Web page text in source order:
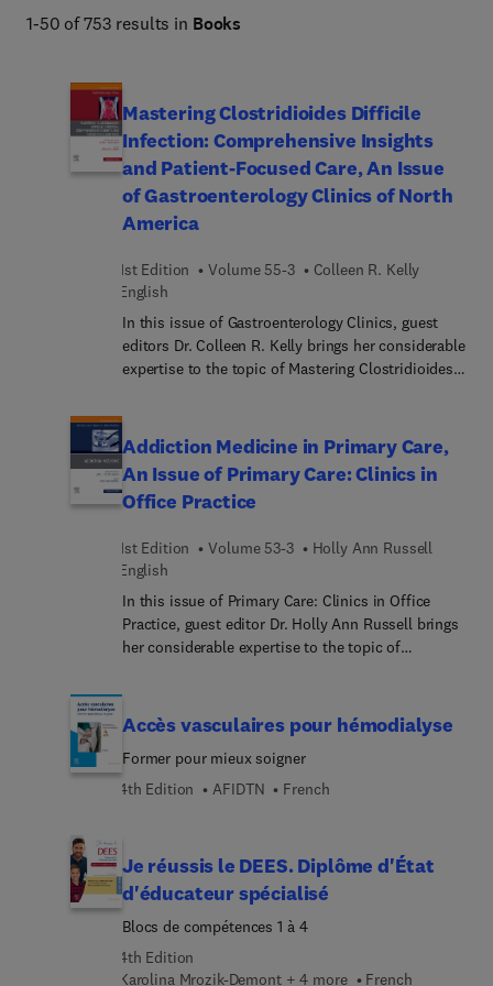
1-50 of 753 results in Books
Mastering Clostridioides Difficile
Infection: Comprehensive Insights
and Patient-Focused Care, An Issue
of Gastroenterology Clinics of North
America
1st Edition Volume 55-3
Colleen R. Kelly
English
In this issue of Gastroenterology Clinics, guest
editors Dr. Colleen R. Kelly brings her considerable
expertise to the topic of Mastering Clostridioides
difficile infection, specifically community-
acquired and multiply recurrent infections, have
occurred over the past 20 years. In the era of
nucleic acid amplification-based testing,
making an accurate diagnosis is important given
newer therapeutic options for treatment and
prevention of recurrence. This issue provides the
most current information on management of C.
difficile infection with the goal of improving
Addiction Medicine in Primary Care,
An Issue of Primary Care: Clinics in
Office Practice
1st Edition Volume 53-3
Holly Ann Russell
English
In this issue of Primary Care: Clinics in Office
Practice, guest editor Dr. Holly Ann Russell brings
her considerable expertise to the topic of
disorder topics of importance to primary care
physicians, including stimulant use, drug screens,
harm reduction for the PCP; and many more.
Accès vasculaires pour hémodialyse
Former pour mieux soigner
4th Edition
AFIDTN French
Je réussis le DEES. Diplôme d'État
d'éducateur spécialisé
Blocs de compétences 1 à 4
4th Edition
Karolina Mrozik-Demont + 4 more
French